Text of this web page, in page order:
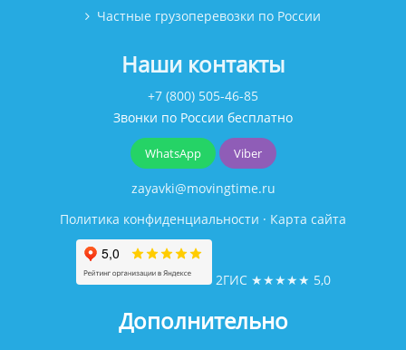
Частные грузоперевозки по России
Наши контакты
+7 (800) 505-46-85
Звонки по России бесплатно
WhatsApp Viber
zayavki@movingtime.ru
Политика конфиденциальности · Карта сайта
2ГИС ★★★★★ 5,0
Дополнительно